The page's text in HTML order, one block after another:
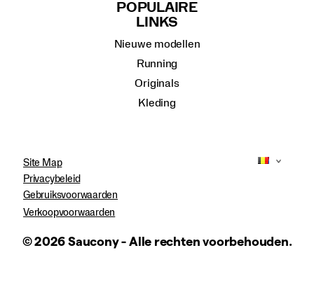
POPULAIRE
LINKS
Nieuwe modellen
Running
Originals
Kleding
Site Map
Privacybeleid
Gebruiksvoorwaarden
Verkoopvoorwaarden
© 2026 Saucony - Alle rechten voorbehouden.